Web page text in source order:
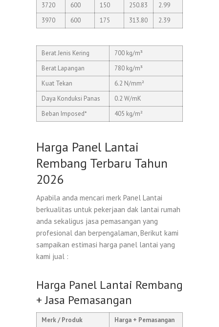
3720
600 150 250.83
2.99
3970
600 175 313.80 2.39
Berat Jenis Kering
700 kg/m³
Berat Lapangan
780 kg/m³
Kuat Tekan
6.2 N/mm²
Daya Konduksi Panas
0.2 W/mK
Beban Imposed*
405 kg/m²
Harga Panel Lantai
Rembang Terbaru Tahun
2026
Apabila anda mencari merk Panel Lantai
berkualitas untuk pekerjaan dak lantai rumah
anda sekaligus jasa pemasangan yang
profesional dan berpengalaman, Berikut kami
sampaikan estimasi harga panel lantai yang
kami jual :
Harga Panel Lantai Rembang
+ Jasa Pemasangan
Merk / Produk Harga + Pemasangan